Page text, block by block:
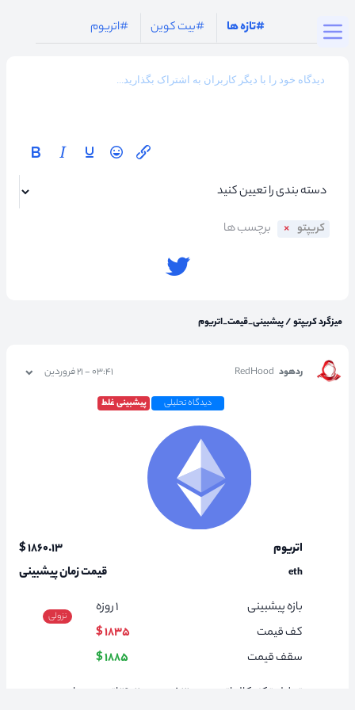
#تازه ها #بیت کوین #اتریوم
کریپتو
میزگرد کریپتو/پیشبینی_قیمت_اتریوم
ردهود RedHood ۰۳:۴۱ - ۲۱ فروردین
دیدگاه تحلیلی پیشبینی غلط
اتریوم
eth
۱۸۶۰.۱۳ $
قیمت زمان پیشبینی
بازه پیشبینی
کف قیمت
سقف قیمت
۱روزه
۱۸۳۵ $
۱۸۸۵ $
نزولی
تحلیل تکنیکال اتریوم در ۲۱ فروردین ۱۴۰۲ اتریوم در این مدت